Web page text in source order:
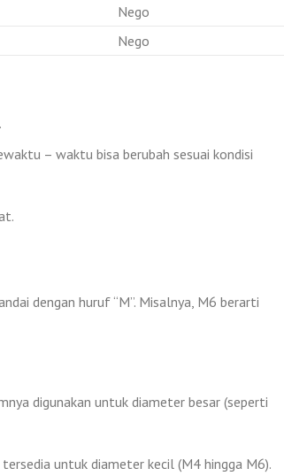
Nego
Nego
– waktu bisa berubah sesuai kondisi
dengan huruf “M”. Misalnya, M6 berarti
digunakan untuk diameter besar (seperti
untuk diameter kecil (M4 hingga M6).